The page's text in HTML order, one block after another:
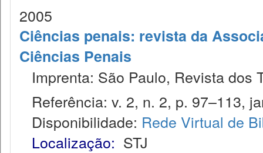
2005
Ciências penais: revista da
Ciências Penais
Imprenta: São Paulo, Revista dos
Referência: v. 2, n. 2, p. 97–113,
Disponibilidade: Rede Virtual de
Localização: STJ